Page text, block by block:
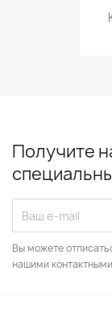
Получите
Вы можете
нашими